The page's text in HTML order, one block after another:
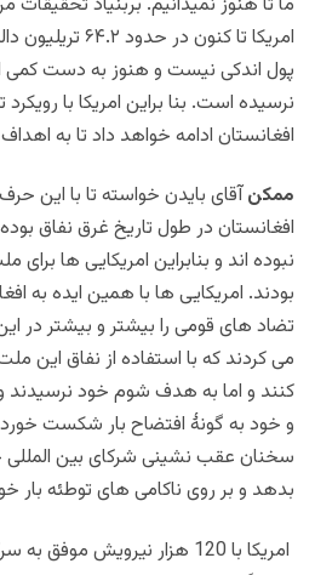
امریکا تا کنون
پول اندکی نیست و هنوز به دست کمی
نرسیده است. بنا براین امریکا با
افغانستان ادامه خواهد داد تا به
ممکنآقای بایدن خواسته تا با این
افغانستان در طول تاریخ غرق نفاق
نبوده اند و بنابراین امریکایی ها
بودند. امریکایی ها با همین ایده به
تضاد های قومی را بیشتر و بیشتر در
می کردند که با استفاده از نفاق این
کنند و اما به هدف شوم خود نرسیدند و
و خود به گونۀ افتضاح بار شکست
سخنان عقب نشینی شرکای بین
بدهد و بر روی ناکامی های توطئه بار
امریکا با 120 هزار نیرویش